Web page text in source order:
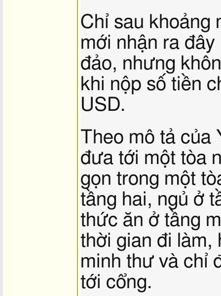
Chỉ sau khoảng
mới nhận ra
đảo, nhưng
khi nộp số tiền
USD.
Theo mô tả của
đưa tới một tòa
gọn trong một
tầng hai, ngủ ở
thức ăn ở tầng
thời gian đi làm,
minh thư và chỉ
tới cổng.